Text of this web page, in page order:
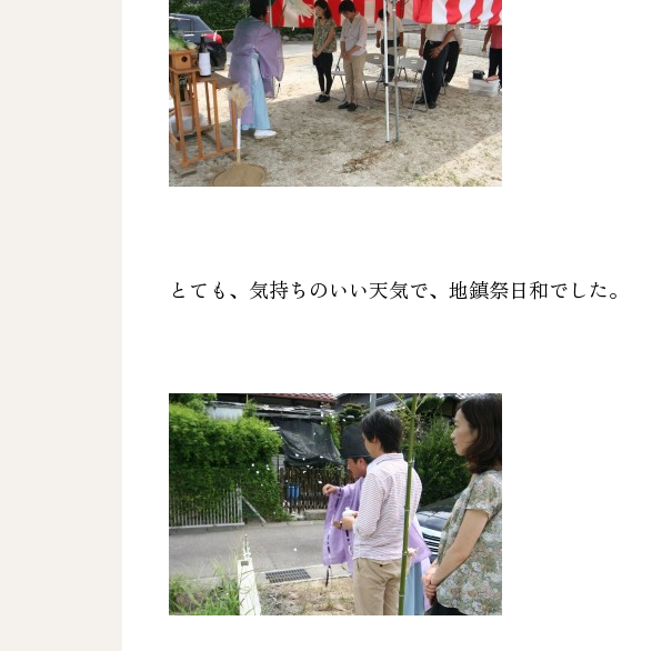
とても、気持ちのいい天気で、地鎮祭日和でした。